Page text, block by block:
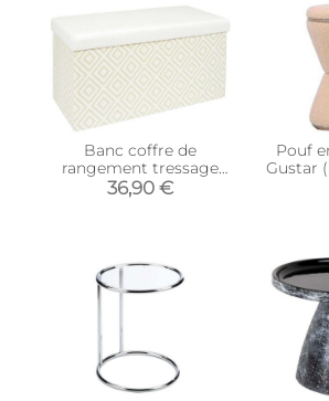
Banc coffre de
rangement tressage
Mirage (Blanc)
36,90 €
Pouf
Gustar